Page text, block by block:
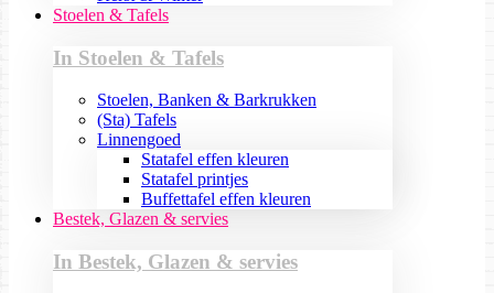
Stoelen & Tafels
In Stoelen & Tafels
Stoelen, Banken & Barkrukken
(Sta) Tafels
Linnengoed
Statafel effen kleuren
Statafel printjes
Buffettafel effen kleuren
Bestek, Glazen & servies
In Bestek, Glazen & servies